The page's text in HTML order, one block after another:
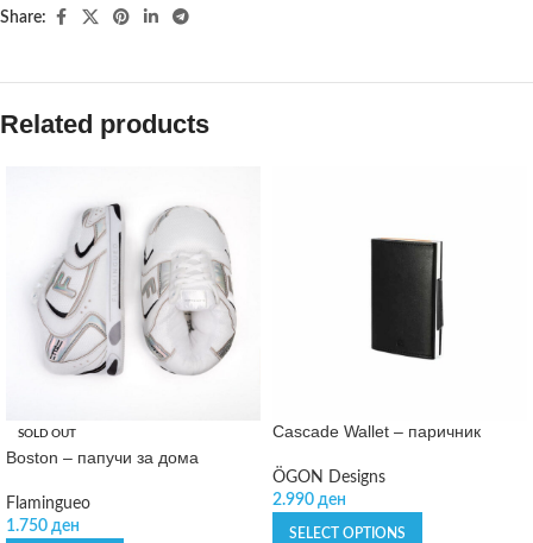
Share:
Related products
SOLD OUT
Boston – папучи за дома
Flamingueo
1.750 ден
Cascade Wallet – паричник
ÖGON Designs
2.990 ден
SELECT OPTIONS